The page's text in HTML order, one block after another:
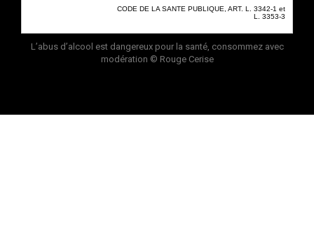
CODE DE LA SANTE PUBLIQUE, ART. L. 3342-1 et
L. 3353-3
L’abus d’alcool est dangereux pour la santé, consommez avec
modération © Rouge Cerise